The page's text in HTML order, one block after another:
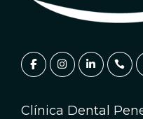
Clínica Dental